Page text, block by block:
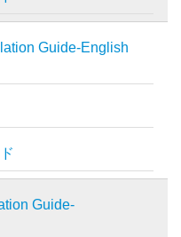
Guide-English
Guide-